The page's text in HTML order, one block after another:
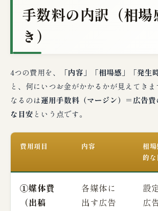
手数料の内訳（相場
き）
4つの費用を、 「内容」「相場感」「発生
と、何にいつお金がかかるかが見えてき
なるのは運用手数料（マージン）＝広告
な目安 という点です。
費用項目 内容
相
的な
①媒体費
（出稿
各媒体に
出す広告
設
広